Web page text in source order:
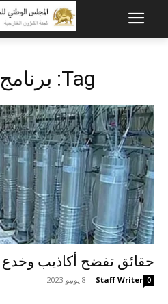
Tag:
حقائق تفضح أکاذيب وخدع
Staff Writer
- 8 يونيو 2023 0